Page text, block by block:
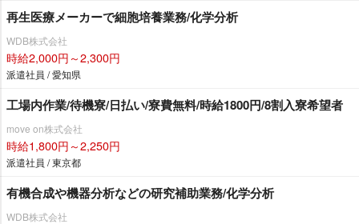
再生医療メーカーで細胞培養業務/化学分析
WDB株式会社
時給2,000円～2,300円
派遣社員 / 愛知県
工場内作業/待機寮/日払い/寮費無料/時給1800円/8割入寮希望者
move on株式会社
時給1,800円～2,250円
派遣社員 / 東京都
有機合成や機器分析などの研究補助業務/化学分析
WDB株式会社